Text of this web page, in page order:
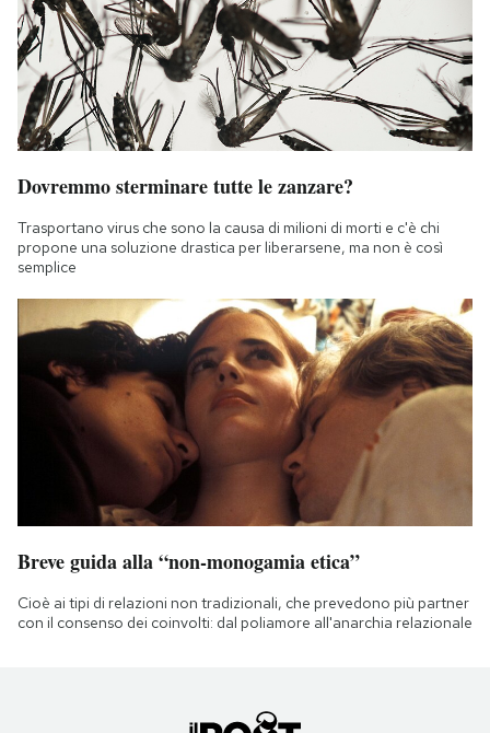
Dovremmo sterminare tutte le zanzare?
Trasportano virus che sono la causa di milioni di morti e c'è chi
propone una soluzione drastica per liberarsene, ma non è così
semplice
Breve guida alla “non-monogamia etica”
Cioè ai tipi di relazioni non tradizionali, che prevedono più partner
con il consenso dei coinvolti: dal poliamore all'anarchia relazionale